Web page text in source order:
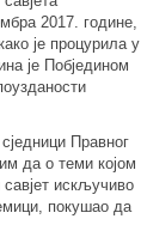
2017. године,
је процурила у
је Побједином
Правног
да о теми којом
искључиво
покушао да